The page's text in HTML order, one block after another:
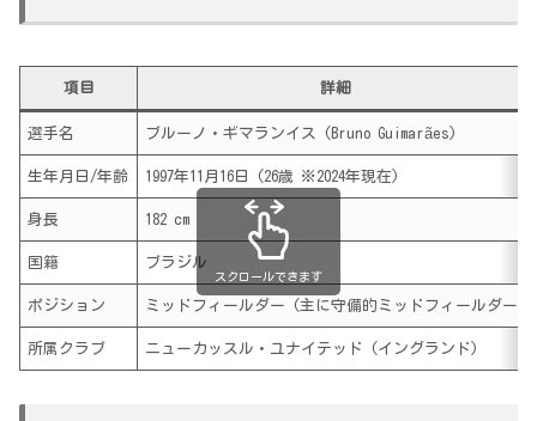
項目 詳細
選手名 ブルーノ・ギマランイス (Bruno Guimarães)
生年月日/年齢 1997年11月16日 (26歳 ※2024年現在)
身長 182 cm
国籍 ブラジル
ポジション ミッドフィールダー (主に守備的ミッドフィールダー)
所属クラブ ニューカッスル・ユナイテッド (イングランド)
スクロールできます